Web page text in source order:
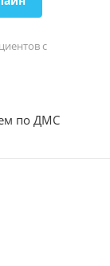
с
по ДМС